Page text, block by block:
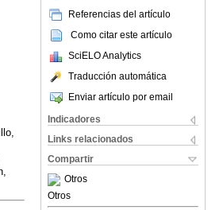
Referencias del artículo
Como citar este artículo
SciELO Analytics
Traducción automática
Enviar artículo por email
Indicadores
Links relacionados
Compartir
Otros
Otros